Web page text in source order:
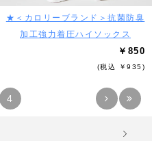
★＜カロリーブランド＞抗菌防臭
加工強力着圧ハイソックス
￥850
(税込 ￥935)
4